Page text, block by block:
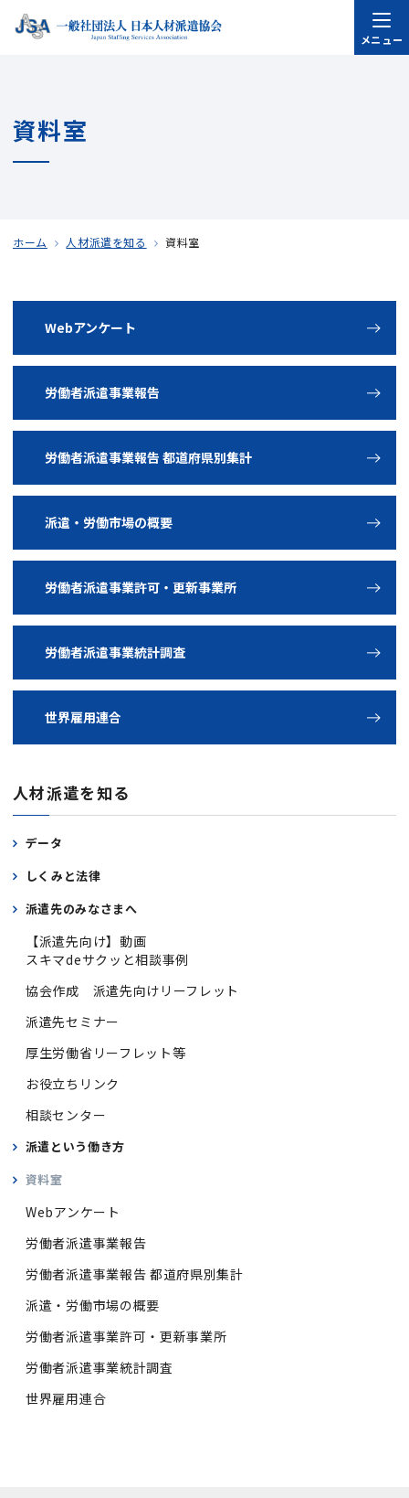
メニュー
資料室
ホーム 人材派遣を知る 資料室
Webアンケート
労働者派遣事業報告
労働者派遣事業報告 都道府県別集計
派遣・労働市場の概要
労働者派遣事業許可・更新事業所
労働者派遣事業統計調査
世界雇用連合
人材派遣を知る
データ
しくみと法律
派遣先のみなさまへ
【派遣先向け】動画
スキマdeサクッと相談事例
協会作成 派遣先向けリーフレット
派遣先セミナー
厚生労働省リーフレット等
お役立ちリンク
相談センター
派遣という働き方
資料室
Webアンケート
労働者派遣事業報告
労働者派遣事業報告 都道府県別集計
派遣・労働市場の概要
労働者派遣事業許可・更新事業所
労働者派遣事業統計調査
世界雇用連合